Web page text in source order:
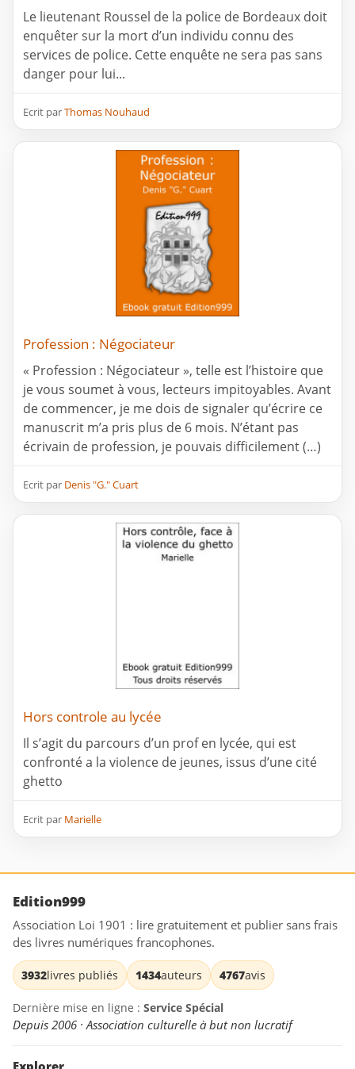
Le lieutenant Roussel de la police de Bordeaux doit
enquêter sur la mort d’un individu connu des
services de police. Cette enquête ne sera pas sans
danger pour lui...
Ecrit parThomas Nouhaud
Profession : Négociateur
« Profession : Négociateur », telle est l’histoire que
je vous soumet à vous, lecteurs impitoyables. Avant
de commencer, je me dois de signaler qu’écrire ce
manuscrit m’a pris plus de 6 mois. N’étant pas
écrivain de profession, je pouvais difficilement (…)
Ecrit par Denis "G." Cuart
Hors controle au lycée
Il s’agit du parcours d’un prof en lycée, qui est
confronté a la violence de jeunes, issus d’une cité
ghetto
Ecrit par Marielle
Edition999
Association Loi 1901 : lire gratuitement et publier sans frais
des livres numériques francophones.
3932livres publiés 1434auteurs 4767avis
Dernière mise en ligne : Service Spécial
Depuis 2006 · Association culturelle à but non lucratif
Explorer